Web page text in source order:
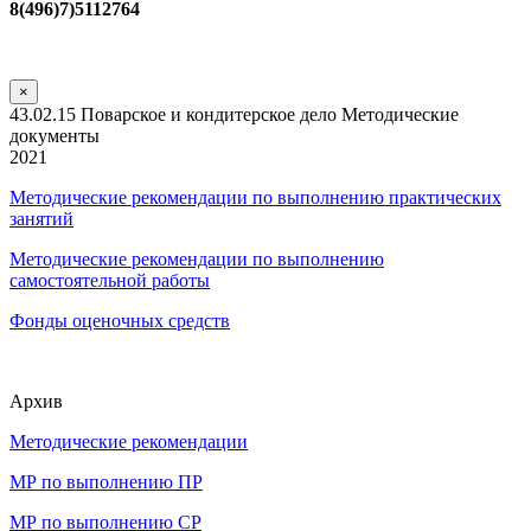
8(496)7)5112764
×
43.02.15 Поварское и кондитерское дело Методические
документы
2021
Методические рекомендации по выполнению практических
занятий
Методические рекомендации по выполнению
самостоятельной работы
Фонды оценочных средств
Архив
Методические рекомендации
МР по выполнению ПР
МР по выполнению СР